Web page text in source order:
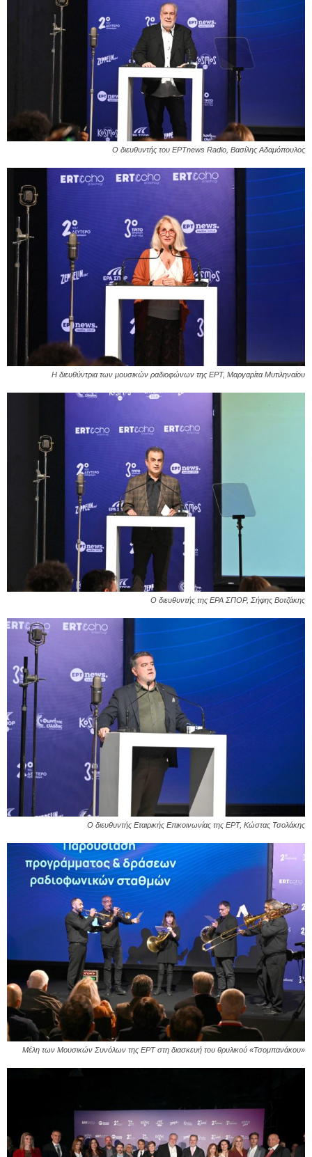
Ο διευθυντής του ΕΡΤnews Radio, Βασίλης Αδαμόπουλος
Η διευθύντρια των μουσικών ραδιοφώνων της ΕΡΤ, Μαργαρίτα Μυτιληναίου
Ο διευθυντής της ΕΡΑ ΣΠΟΡ, Σήφης Βοτζάκης
Ο διευθυντής Εταιρικής Επικοινωνίας της ΕΡΤ, Κώστας Τσολάκης
Μέλη των Μουσικών Συνόλων της ΕΡΤ στη διασκευή του θρυλικού «Τσομπανάκου»